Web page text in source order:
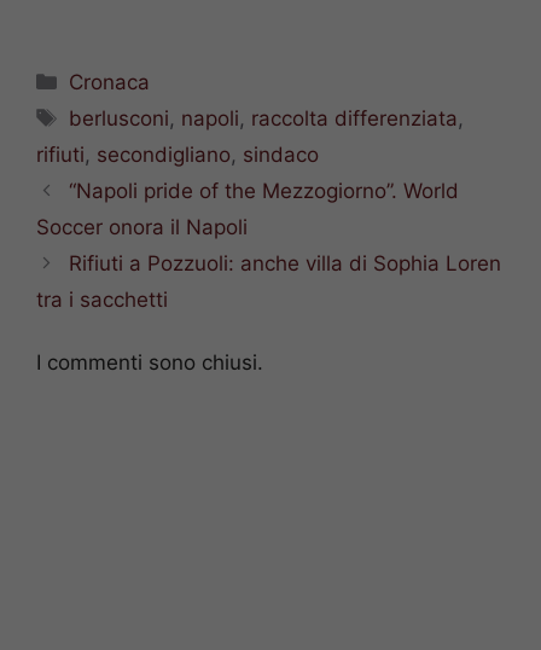
Categorie
Cronaca
Tag
berlusconi, napoli, raccolta differenziata,
rifiuti, secondigliano, sindaco
“Napoli pride of the Mezzogiorno”. World
Soccer onora il Napoli
Rifiuti a Pozzuoli: anche villa di Sophia Loren
tra i sacchetti
I commenti sono chiusi.